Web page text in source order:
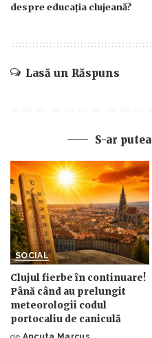
despre educația clujeană?
Lasă un Răspuns
S-ar
SOCIAL
Clujul fierbe în continuare!
Până când au prelungit
meteorologii codul
portocaliu de caniculă